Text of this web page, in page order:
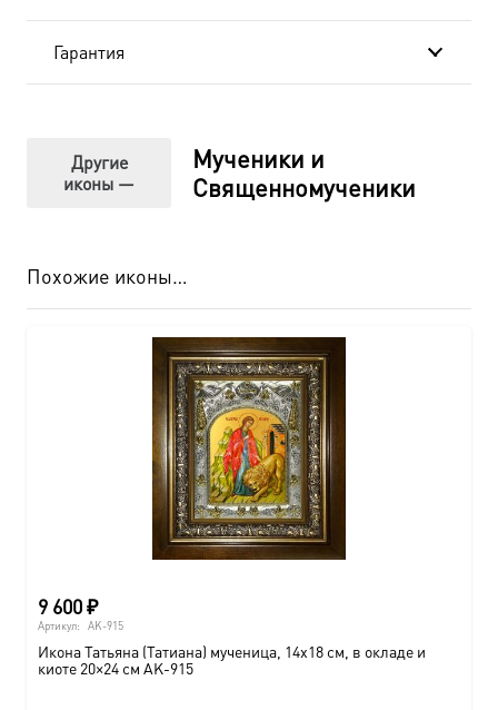
Гарантия
Другие
иконы —
Мученики и
Священномученики
Похожие иконы…
9 600₽
Артикул: AK-915
Икона Татьяна (Татиана) мученица, 14х18 см, в окладе и
киоте 20×24 см AK-915